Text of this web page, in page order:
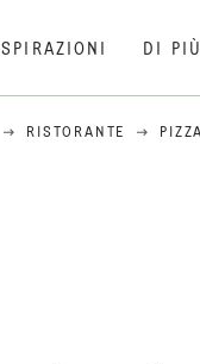
ISPIRAZIONI DI PIÙ
RISTORANTE